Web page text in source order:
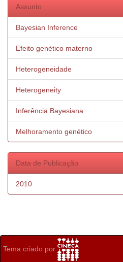
Assunto
Bayesian Inference
Efeito genético materno
Heterogeneidade
Heterogeneity
Inferência Bayesiana
Melhoramento genético
Data de Publicação
2010
Tema criado por